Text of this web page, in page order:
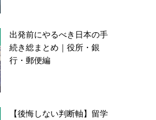
出発前にやるべき日本の手
続き総まとめ｜役所・銀
行・郵便編
【後悔しない判断軸】留学